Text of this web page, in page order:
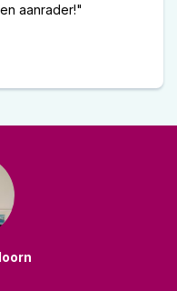
aanrader!"